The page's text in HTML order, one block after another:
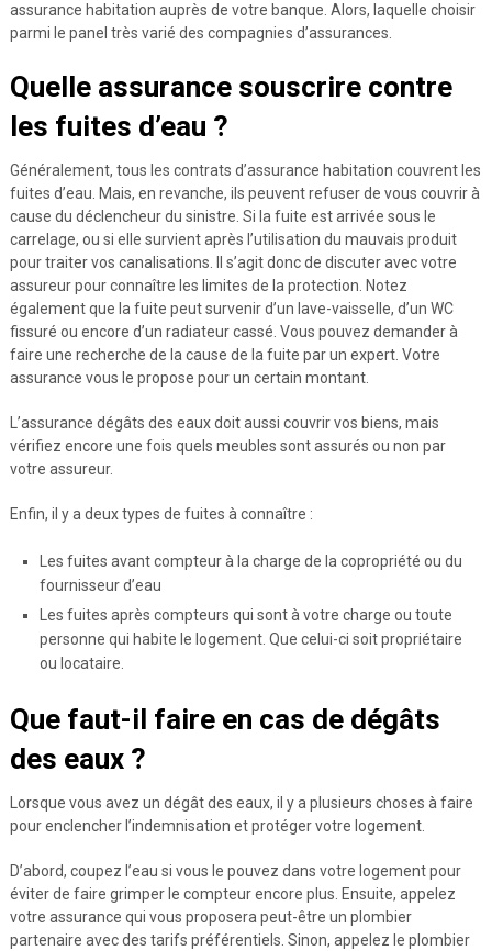
assurance habitation auprès de votre banque. Alors, laquelle choisir
parmi le panel très varié des compagnies d’assurances.
Quelle assurance souscrire contre
les fuites d’eau ?
Généralement, tous les contrats d’assurance habitation couvrent les
fuites d’eau. Mais, en revanche, ils peuvent refuser de vous couvrir à
cause du déclencheur du sinistre. Si la fuite est arrivée sous le
carrelage, ou si elle survient après l’utilisation du mauvais produit
pour traiter vos canalisations. Il s’agit donc de discuter avec votre
assureur pour connaître les limites de la protection. Notez
également que la fuite peut survenir d’un lave-vaisselle, d’un WC
fissuré ou encore d’un radiateur cassé. Vous pouvez demander à
faire une recherche de la cause de la fuite par un expert. Votre
assurance vous le propose pour un certain montant.
L’assurance dégâts des eaux doit aussi couvrir vos biens, mais
vérifiez encore une fois quels meubles sont assurés ou non par
votre assureur.
Enfin, il y a deux types de fuites à connaître :
Les fuites avant compteur à la charge de la copropriété ou du
fournisseur d’eau
Les fuites après compteurs qui sont à votre charge ou toute
personne qui habite le logement. Que celui-ci soit propriétaire
ou locataire.
Que faut-il faire en cas de dégâts
des eaux ?
Lorsque vous avez un dégât des eaux, il y a plusieurs choses à faire
pour enclencher l’indemnisation et protéger votre logement.
D’abord, coupez l’eau si vous le pouvez dans votre logement pour
éviter de faire grimper le compteur encore plus. Ensuite, appelez
votre assurance qui vous proposera peut-être un plombier
partenaire avec des tarifs préférentiels. Sinon, appelez le plombier